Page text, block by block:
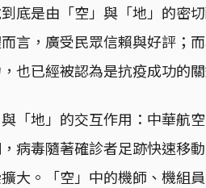
底是由「空」與「地」的密
言，廣受民眾信賴與好評；
也已經被認為是抗疫成功的關
「地」的交互作用：中華航
病毒隨著確診者足跡快速移
大。「空」中的機師、機組員